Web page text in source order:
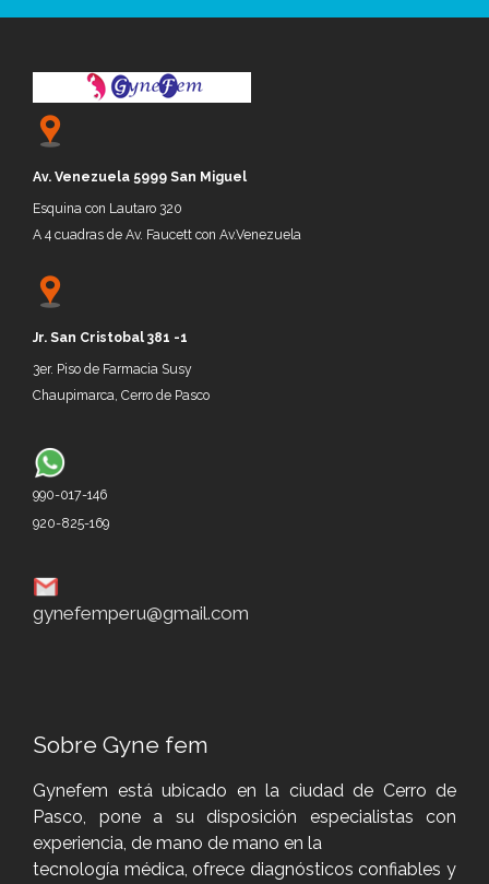
Av. Venezuela 5999 San Miguel
Esquina con Lautaro 320
A 4 cuadras de Av. Faucett con Av.Venezuela
Jr. San Cristobal 381 -1
3er. Piso de Farmacia Susy
Chaupimarca, Cerro de Pasco
990-017-146
920-825-169
gynefemperu@gmail.com
Sobre Gyne fem
Gynefem está ubicado en la ciudad de Cerro de
Pasco, pone a su disposición especialistas con
experiencia, de mano de mano en la
tecnología médica, ofrece diagnósticos confiables y